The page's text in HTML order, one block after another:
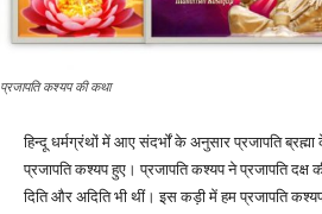
प्रजापति कश्यप की कथा
हिन्दू धर्मग्रंथों में आए संदर्भों के अनुसार प्रजापति
प्रजापति कश्यप हुए। प्रजापति कश्यप ने प्रजापति दक्ष
दिति और अदिति भी थीं। इस कड़ी में हम प्रजापति कश्यप